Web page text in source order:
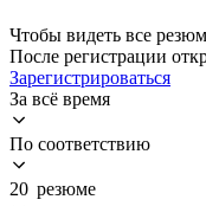
Чтобы видеть все
После регистрации
Зарегистрироваться
За всё время
По соответствию
20 резюме